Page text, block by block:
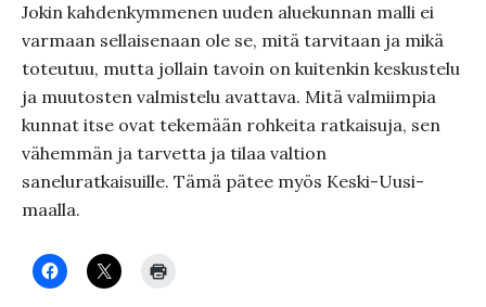
Jokin kahdenkymmenen uuden aluekunnan malli ei
varmaan sellaisenaan ole se, mitä tarvitaan ja mikä
toteutuu, mutta jollain tavoin on kuitenkin keskustelu
ja muutosten valmistelu avattava. Mitä valmiimpia
kunnat itse ovat tekemään rohkeita ratkaisuja, sen
vähemmän ja tarvetta ja tilaa valtion
saneluratkaisuille. Tämä pätee myös Keski-Uusi­
maalla.